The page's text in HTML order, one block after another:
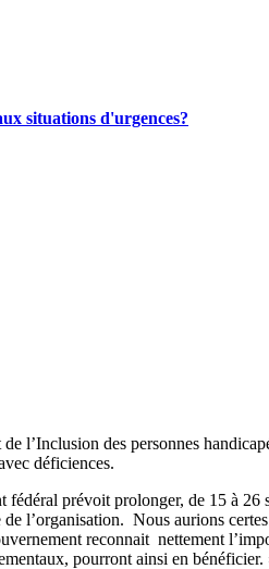
situations d'urgences?
l’Inclusion des personnes
déficiences.
prévoit prolonger, de 15 à
l’organisation. Nous aurions
reconnait nettement
pourront ainsi en bénéficier.